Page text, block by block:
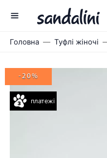
Головна Туфлі жіночі
платежі
-20%